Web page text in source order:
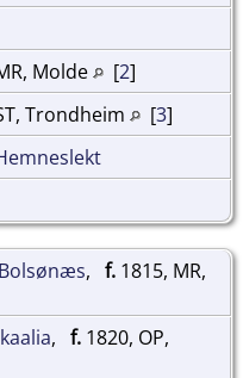
Molde [2]
Trondheim [3]
, f. 1815, MR,
, f. 1820, OP,